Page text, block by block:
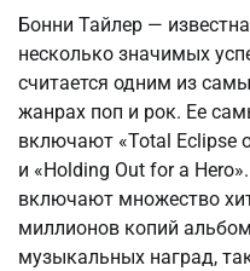
Бонни Тайлер —
несколько значимых
считается одним из
жанрах поп и рок. Ее
включают «Total Eclipse
и «Holding Out for a
включают множество
миллионов копий
музыкальных наград,